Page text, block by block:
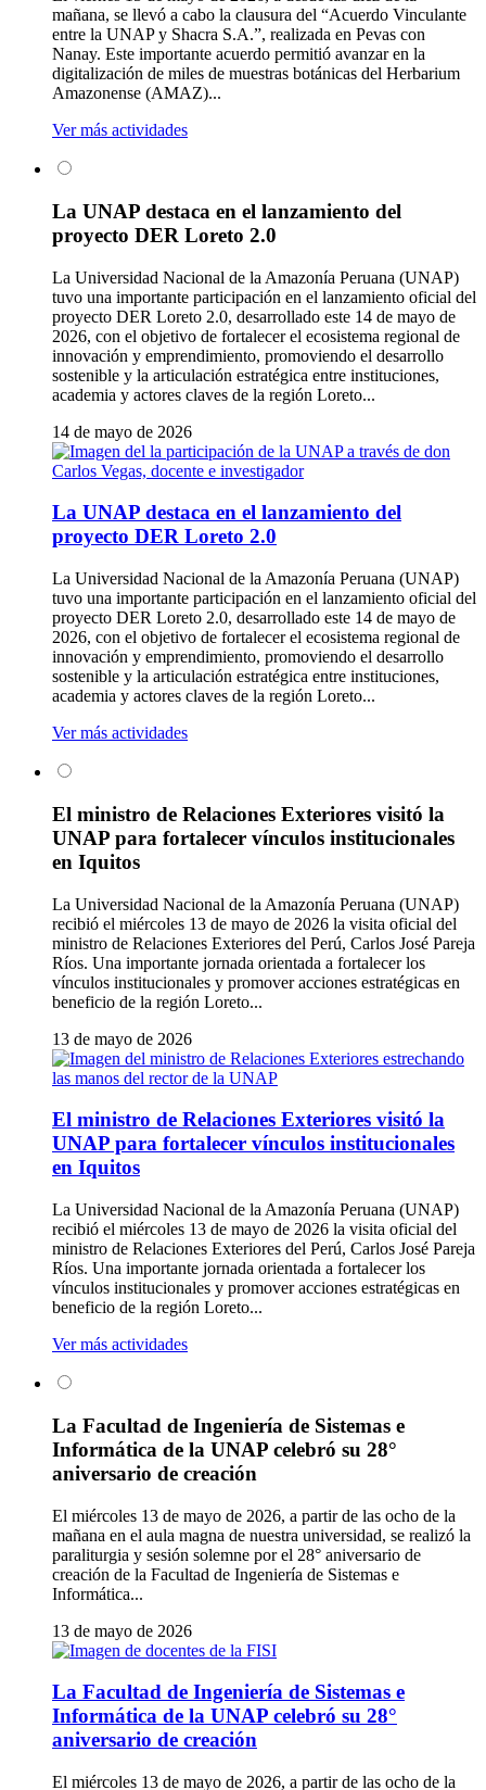
mañana, se llevó a cabo la clausura del “Acuerdo Vinculante
entre la UNAP y Shacra S.A.”, realizada en Pevas con
Nanay. Este importante acuerdo permitió avanzar en la
digitalización de miles de muestras botánicas del Herbarium
Amazonense (AMAZ)...
Ver más actividades
La UNAP destaca en el lanzamiento del
proyecto DER Loreto 2.0
La Universidad Nacional de la Amazonía Peruana (UNAP)
tuvo una importante participación en el lanzamiento oficial del
proyecto DER Loreto 2.0, desarrollado este 14 de mayo de
2026, con el objetivo de fortalecer el ecosistema regional de
innovación y emprendimiento, promoviendo el desarrollo
sostenible y la articulación estratégica entre instituciones,
academia y actores claves de la región Loreto...
14 de mayo de 2026
La UNAP destaca en el lanzamiento del
proyecto DER Loreto 2.0
La Universidad Nacional de la Amazonía Peruana (UNAP)
tuvo una importante participación en el lanzamiento oficial del
proyecto DER Loreto 2.0, desarrollado este 14 de mayo de
2026, con el objetivo de fortalecer el ecosistema regional de
innovación y emprendimiento, promoviendo el desarrollo
sostenible y la articulación estratégica entre instituciones,
academia y actores claves de la región Loreto...
Ver más actividades
El ministro de Relaciones Exteriores visitó la
UNAP para fortalecer vínculos institucionales
en Iquitos
La Universidad Nacional de la Amazonía Peruana (UNAP)
recibió el miércoles 13 de mayo de 2026 la visita oficial del
ministro de Relaciones Exteriores del Perú, Carlos José Pareja
Ríos. Una importante jornada orientada a fortalecer los
vínculos institucionales y promover acciones estratégicas en
beneficio de la región Loreto...
13 de mayo de 2026
El ministro de Relaciones Exteriores visitó la
UNAP para fortalecer vínculos institucionales
en Iquitos
La Universidad Nacional de la Amazonía Peruana (UNAP)
recibió el miércoles 13 de mayo de 2026 la visita oficial del
ministro de Relaciones Exteriores del Perú, Carlos José Pareja
Ríos. Una importante jornada orientada a fortalecer los
vínculos institucionales y promover acciones estratégicas en
beneficio de la región Loreto...
Ver más actividades
La Facultad de Ingeniería de Sistemas e
Informática de la UNAP celebró su 28°
aniversario de creación
El miércoles 13 de mayo de 2026, a partir de las ocho de la
mañana en el aula magna de nuestra universidad, se realizó la
paraliturgia y sesión solemne por el 28° aniversario de
creación de la Facultad de Ingeniería de Sistemas e
Informática...
13 de mayo de 2026
La Facultad de Ingeniería de Sistemas e
Informática de la UNAP celebró su 28°
aniversario de creación
El miércoles 13 de mayo de 2026, a partir de las ocho de la